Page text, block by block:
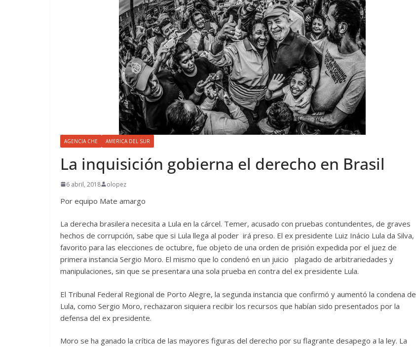
AGENCIA CHE AMERICA DEL SUR
La inquisición gobierna el derecho en Brasil
6 abril, 2018 olopez
Por equipo Mate amargo
La derecha brasilera necesita a Lula en la cárcel. Temer, acusado con pruebas contundentes, de graves
hechos de corrupción, sabe que si Lula llega al poder irá preso. El ex presidente Luiz Inácio Lula da Silva,
favorito para las elecciones de octubre, fue objeto de una orden de prisión expedida por el juez de
primera instancia Sergio Moro. El mismo que lo condenó en un juicio plagado de arbitrariedades y
manipulaciones, sin que se presentara una sola prueba en contra del ex presidente Lula.
El Tribunal Federal Regional de Porto Alegre, la segunda instancia que confirmó y aumentó la condena de
Lula, como Sergio Moro, rechazaron siquiera recibir los recursos que habían sido presentados por la
defensa del ex presidente.
Moro se ha ganado la crítica de las mayores figuras del derecho por su flagrante desapego a la ley. La